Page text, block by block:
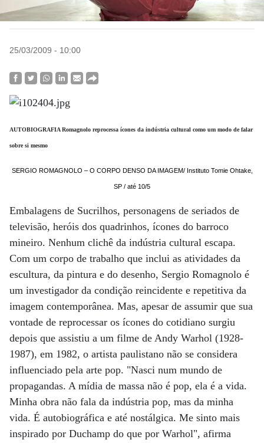
25/03/2009 - 10:00
AUTOBIOGRAFIA Romagnolo reprocessa ícones da indústria cultural como um modo de falar
sobre si mesmo
SERGIO ROMAGNOLO – O CORPO DENSO DA IMAGEM/ Instituto Tomie Ohtake,
SP / até 10/5
Embalagens de Sucrilhos, personagens de seriados de
televisão, heróis dos quadrinhos, ícones do barroco
mineiro. Nenhum clichê da indústria cultural escapa.
Com um corpo de trabalho que inclui as atividades da
escultura, da pintura e do desenho, Sergio Romagnolo é
um investigador da condição reincidente e repetitiva da
imagem contemporânea. Mas, apesar de assumir que sua
vontade de reprocessar os ícones do cotidiano surgiu
depois que assistiu a um filme de Andy Warhol (1928-
1987), em 1982, o artista paulistano não se considera
influenciado pela arte pop. "Nasci num mundo de
propagandas. A mídia de massa não é pop, ela é a vida.
Minha obra não fala da indústria pop, mas da minha
vida. É autobiográfica e até nostálgica. Me sinto mais
inspirado por Duchamp do que por Warhol", afirma